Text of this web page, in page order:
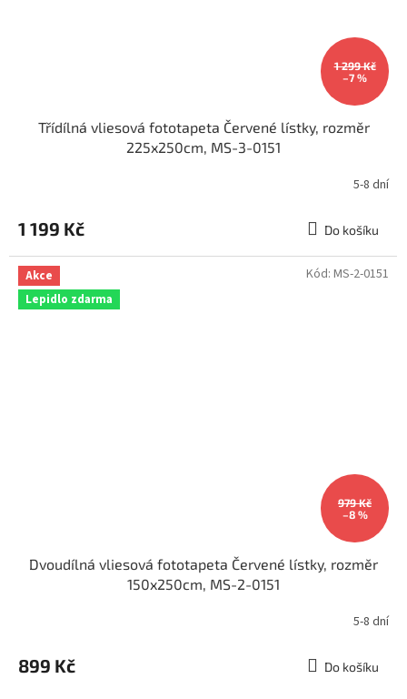
1 299 Kč
–7 %
Třídílná vliesová fototapeta Červené lístky, rozměr
225x250cm, MS-3-0151
5-8 dní
1 199 Kč Do košíku
Akce
Lepidlo zdarma
979 Kč
–8 %
Dvoudílná vliesová fototapeta Červené lístky, rozměr
150x250cm, MS-2-0151
5-8 dní
899 Kč Do košíku
Kód: MS-2-0151